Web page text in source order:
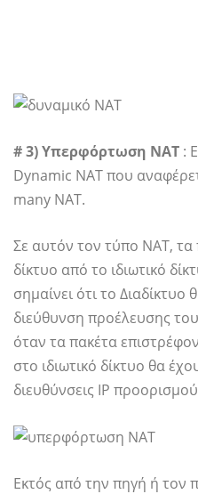
# 3) Υπερφόρτωση NAT :
Dynamic NAT που
many NAT.
Σε αυτόν τον τύπο NAT,
δίκτυο από το ιδιωτικό
σημαίνει ότι το Διαδίκτυο
διεύθυνση προέλευσης
όταν τα πακέτα
στο ιδιωτικό δίκτυο θα
διευθύνσεις IP
Εκτός από την πηγή ή τον